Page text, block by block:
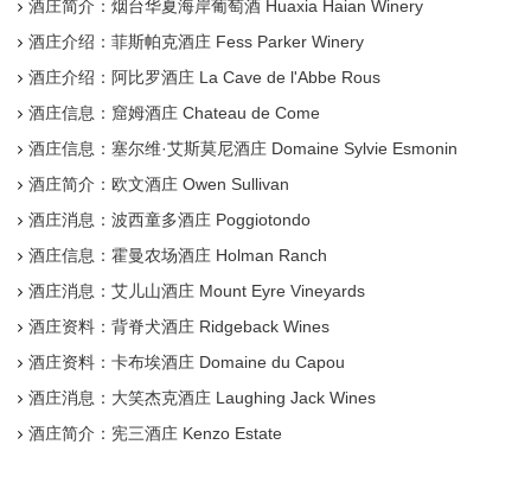
酒庄简介：烟台华夏海岸葡萄酒 Huaxia Haian Winery
酒庄介绍：菲斯帕克酒庄 Fess Parker Winery
酒庄介绍：阿比罗酒庄 La Cave de l'Abbe Rous
酒庄信息：窟姆酒庄 Chateau de Come
酒庄信息：塞尔维·艾斯莫尼酒庄 Domaine Sylvie Esmonin
酒庄简介：欧文酒庄 Owen Sullivan
酒庄消息：波西童多酒庄 Poggiotondo
酒庄信息：霍曼农场酒庄 Holman Ranch
酒庄消息：艾儿山酒庄 Mount Eyre Vineyards
酒庄资料：背脊犬酒庄 Ridgeback Wines
酒庄资料：卡布埃酒庄 Domaine du Capou
酒庄消息：大笑杰克酒庄 Laughing Jack Wines
酒庄简介：宪三酒庄 Kenzo Estate